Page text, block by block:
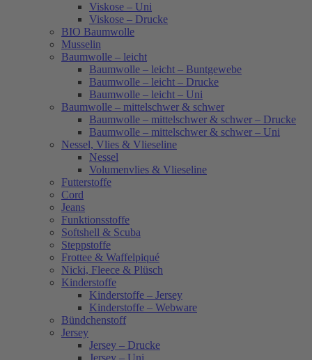
Viskose – Uni
Viskose – Drucke
BIO Baumwolle
Musselin
Baumwolle – leicht
Baumwolle – leicht – Buntgewebe
Baumwolle – leicht – Drucke
Baumwolle – leicht – Uni
Baumwolle – mittelschwer & schwer
Baumwolle – mittelschwer & schwer – Drucke
Baumwolle – mittelschwer & schwer – Uni
Nessel, Vlies & Vlieseline
Nessel
Volumenvlies & Vlieseline
Futterstoffe
Cord
Jeans
Funktionsstoffe
Softshell & Scuba
Steppstoffe
Frottee & Waffelpiqué
Nicki, Fleece & Plüsch
Kinderstoffe
Kinderstoffe – Jersey
Kinderstoffe – Webware
Bündchenstoff
Jersey
Jersey – Drucke
Jersey – Uni